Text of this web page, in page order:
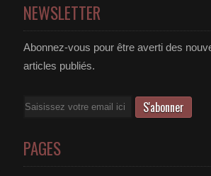
NEWSLETTER
Abonnez-vous pour être averti des
articles publiés.
Email
PAGES